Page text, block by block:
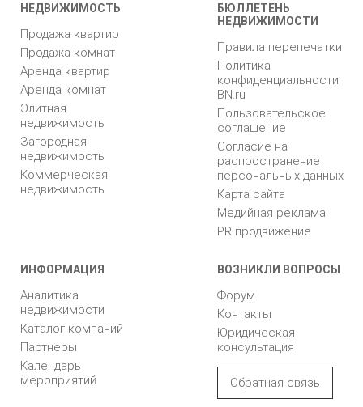
НЕДВИЖИМОСТЬ
Продажа квартир
Продажа комнат
Аренда квартир
Аренда комнат
Элитная
недвижимость
Загородная
недвижимость
Коммерческая
недвижимость
БЮЛЛЕТЕНЬ
НЕДВИЖИМОСТИ
Правила перепечатки
Политика
конфиденциальности
BN.ru
Пользовательское
соглашение
Согласие на
распространение
персональных данных
Карта сайта
Медийная реклама
PR продвижение
ИНФОРМАЦИЯ
Аналитика
недвижимости
Каталог компаний
Партнеры
Календарь
мероприятий
ВОЗНИКЛИ ВОПРОСЫ
Форум
Контакты
Юридическая
консультация
Обратная связь